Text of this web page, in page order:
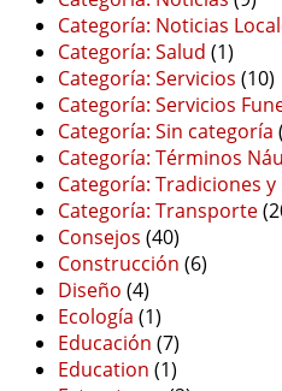
Categoría: Noticias
Categoría: Salud (1)
Categoría: Servicios (10)
Categoría: Servicios
Categoría: Sin categoría
Categoría: Términos
Categoría: Tradiciones y
Categoría: Transporte
Consejos (40)
Construcción (6)
Diseño (4)
Ecología (1)
Educación (7)
Education (1)